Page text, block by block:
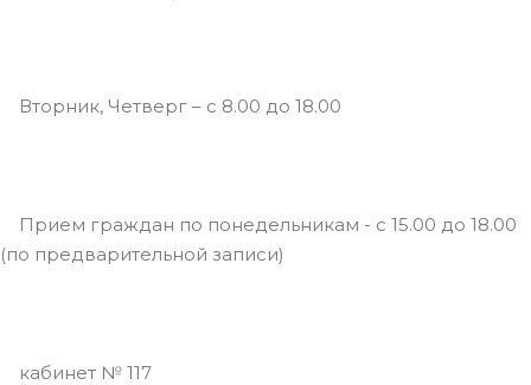
Вторник, Четверг – с 8.00 до 18.00
Прием граждан по понедельникам - с 15.00 до 18.00
(по предварительной записи)
кабинет № 117